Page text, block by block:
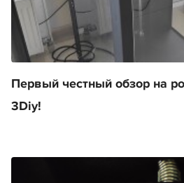
Первый честный обзор на
3Diy!